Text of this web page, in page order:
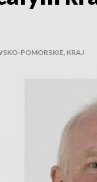
POMORSKIE, KRAJ